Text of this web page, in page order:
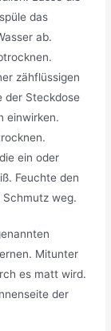
das
ab.
zähflüssigen
der Steckdose
einwirken.
ein oder
Feuchte den
Schmutz weg.
Mitunter
es matt wird.
der